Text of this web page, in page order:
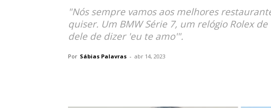
"Nós sempre vamos aos melhores
quiser. Um BMW Série 7, um relógio Rolex
dele de dizer 'eu te amo'".
Por Sábias Palavras - abr 14, 2023